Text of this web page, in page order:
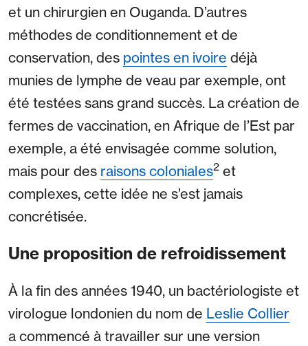
et un chirurgien en Ouganda. D’autres
méthodes de conditionnement et de
conservation, des pointes en ivoire déjà
munies de lymphe de veau par exemple, ont
été testées sans grand succès. La création de
fermes de vaccination, en Afrique de l’Est par
exemple, a été envisagée comme solution,
mais pour des raisons coloniales2 et
complexes, cette idée ne s’est jamais
concrétisée.
Une proposition de refroidissement
À la fin des années 1940, un bactériologiste et
virologue londonien du nom de Leslie Collier
a commencé à travailler sur une version